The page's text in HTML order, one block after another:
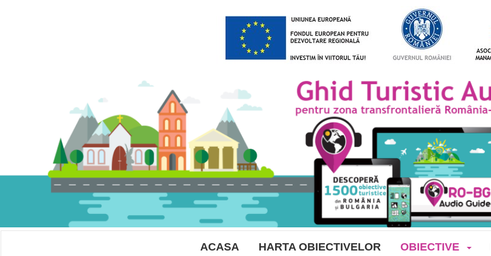
ACASA HARTA OBIECTIVELOR OBIECTIVE